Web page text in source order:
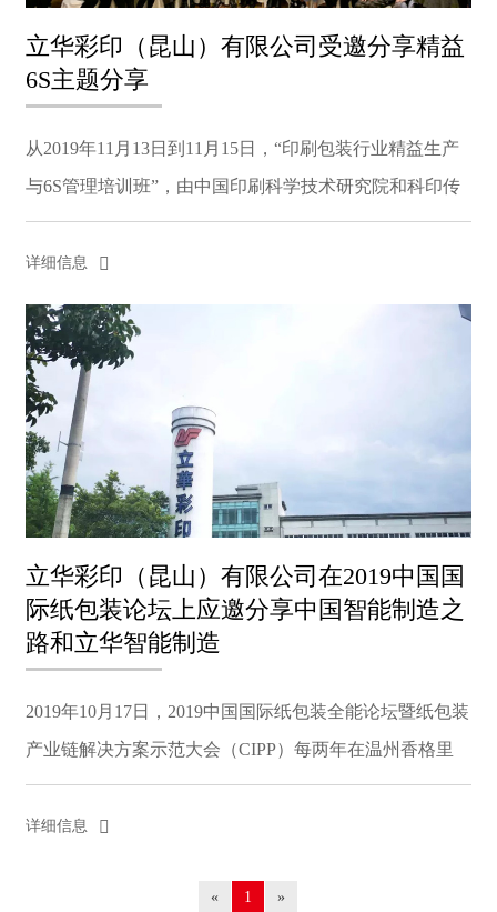
立华彩印（昆山）有限公司受邀分享精益
6S主题分享
从2019年11月13日到11月15日，“印刷包装行业精益生产
与6S管理培训班”，由中国印刷科学技术研究院和科印传
媒大力打造，在上海圣淘沙万怡酒店隆重举行。来自50多
人的近80人参加了培训纸包装公司&全国各地。我们的...
详细信息
立华彩印（昆山）有限公司在2019中国国
际纸包装论坛上应邀分享中国智能制造之
路和立华智能制造
2019年10月17日，2019中国国际纸包装全能论坛暨纸包装
产业链解决方案示范大会（CIPP）每两年在温州香格里
拉大酒店举行。本次论坛由中国印刷器材工业协会、中国
印刷技术协会、中国印刷科学技术研究院、北京科因传...
详细信息
« 1 »